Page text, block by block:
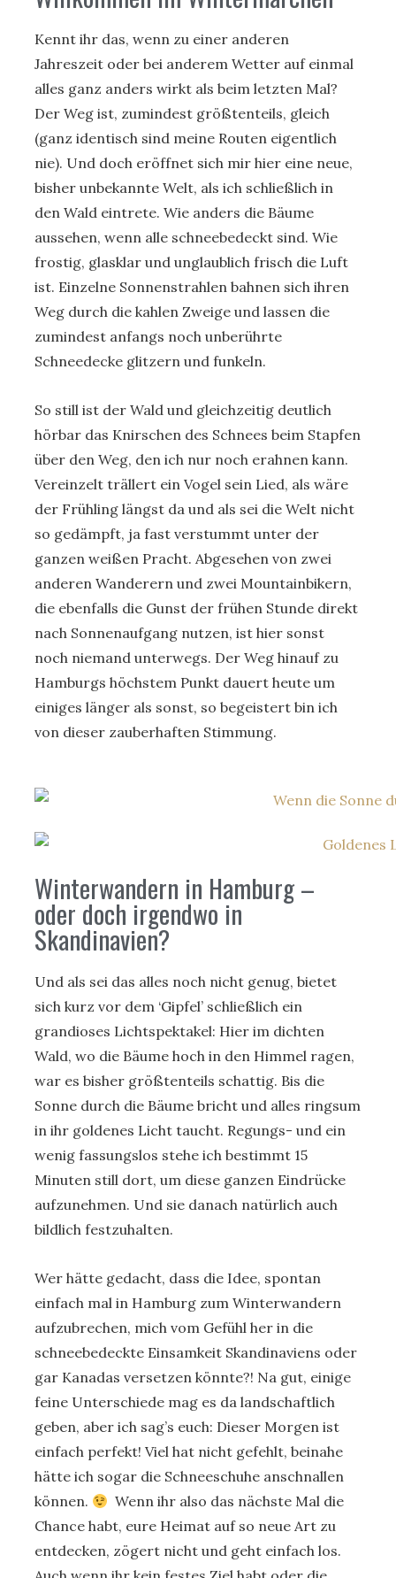
Kennt ihr das, wenn zu einer anderen
Jahreszeit oder bei anderem Wetter auf einmal
alles ganz anders wirkt als beim letzten Mal?
Der Weg ist, zumindest größtenteils, gleich
(ganz identisch sind meine Routen eigentlich
nie). Und doch eröffnet sich mir hier eine neue,
bisher unbekannte Welt, als ich schließlich in
den Wald eintrete. Wie anders die Bäume
aussehen, wenn alle schneebedeckt sind. Wie
frostig, glasklar und unglaublich frisch die Luft
ist. Einzelne Sonnenstrahlen bahnen sich ihren
Weg durch die kahlen Zweige und lassen die
zumindest anfangs noch unberührte
Schneedecke glitzern und funkeln.
So still ist der Wald und gleichzeitig deutlich
hörbar das Knirschen des Schnees beim Stapfen
über den Weg, den ich nur noch erahnen kann.
Vereinzelt trällert ein Vogel sein Lied, als wäre
der Frühling längst da und als sei die Welt nicht
so gedämpft, ja fast verstummt unter der
ganzen weißen Pracht. Abgesehen von zwei
anderen Wanderern und zwei Mountainbikern,
die ebenfalls die Gunst der frühen Stunde direkt
nach Sonnenaufgang nutzen, ist hier sonst
noch niemand unterwegs. Der Weg hinauf zu
Hamburgs höchstem Punkt dauert heute um
einiges länger als sonst, so begeistert bin ich
von dieser zauberhaften Stimmung.
Winterwandern in Hamburg –
oder doch irgendwo in
Skandinavien?
Und als sei das alles noch nicht genug, bietet
sich kurz vor dem ‘Gipfel’ schließlich ein
grandioses Lichtspektakel: Hier im dichten
Wald, wo die Bäume hoch in den Himmel ragen,
war es bisher größtenteils schattig. Bis die
Sonne durch die Bäume bricht und alles ringsum
in ihr goldenes Licht taucht. Regungs- und ein
wenig fassungslos stehe ich bestimmt 15
Minuten still dort, um diese ganzen Eindrücke
aufzunehmen. Und sie danach natürlich auch
bildlich festzuhalten.
Wer hätte gedacht, dass die Idee, spontan
einfach mal in Hamburg zum Winterwandern
aufzubrechen, mich vom Gefühl her in die
schneebedeckte Einsamkeit Skandinaviens oder
gar Kanadas versetzen könnte?! Na gut, einige
feine Unterschiede mag es da landschaftlich
geben, aber ich sag’s euch: Dieser Morgen ist
einfach perfekt! Viel hat nicht gefehlt, beinahe
hätte ich sogar die Schneeschuhe anschnallen
können.
Wenn ihr also das nächste Mal die
Chance habt, eure Heimat auf so neue Art zu
entdecken, zögert nicht und geht einfach los.